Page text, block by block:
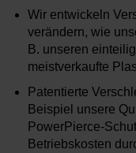
Wir entwickeln
verändern, wie
B. unseren
meistverkaufte
Patentierte
Beispiel unsere
PowerPierce-
Betriebskosten